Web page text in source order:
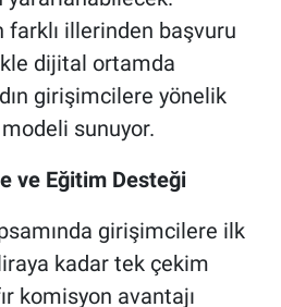
farklı illerinden başvuru
dijital ortamda
girişimcilere yönelik
sunuyor.
ve Eğitim Desteği
girişimcilere ilk
kadar tek çekim
komisyon avantajı